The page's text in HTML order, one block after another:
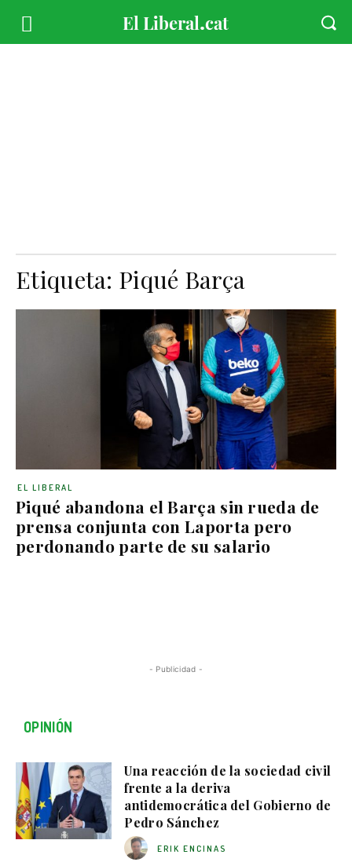
Etiqueta: Piqué Barça
Piqué abandona el Barça sin rueda de
prensa conjunta con Laporta pero
perdonando parte de su salario
EL LIBERAL
- Publicidad -
OPINIÓN
Una reacción de la sociedad civil
frente a la deriva
antidemocrática del Gobierno de
Pedro Sánchez
ERIK ENCINAS